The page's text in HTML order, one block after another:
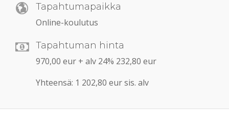
Tapahtumapaikka
Online-koulutus
Tapahtuman hinta
970,00 eur + alv 24% 232,80 eur
Yhteensä: 1 202,80 eur sis. alv